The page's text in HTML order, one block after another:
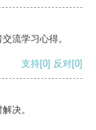
流学习心得。
支持[0] 反对[0]
决。